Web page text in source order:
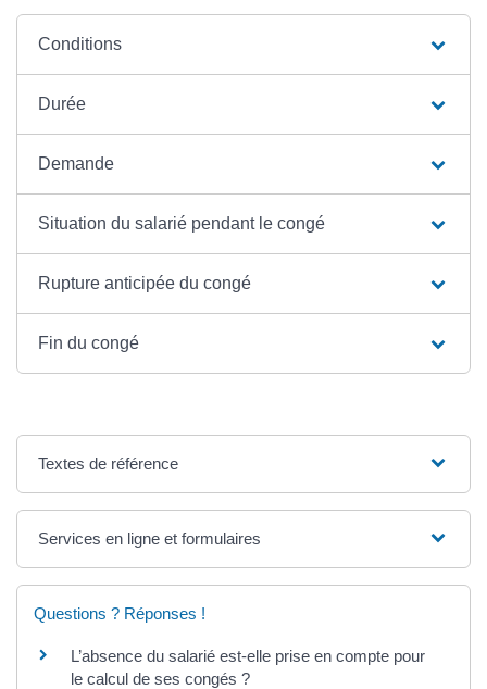
Conditions
Durée
Demande
Situation du salarié pendant le congé
Rupture anticipée du congé
Fin du congé
Textes de référence
Services en ligne et formulaires
Questions ? Réponses !
L’absence du salarié est-elle prise en compte pour
le calcul de ses congés ?